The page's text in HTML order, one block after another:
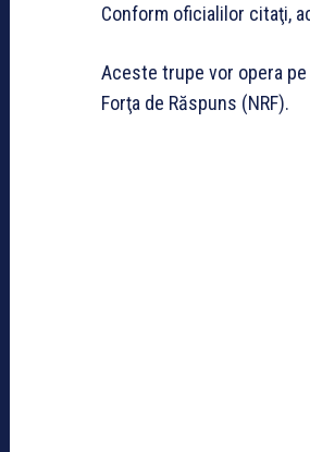
Conform oficialilor citaţi,
Aceste trupe vor opera
Forţa de Răspuns (NRF).